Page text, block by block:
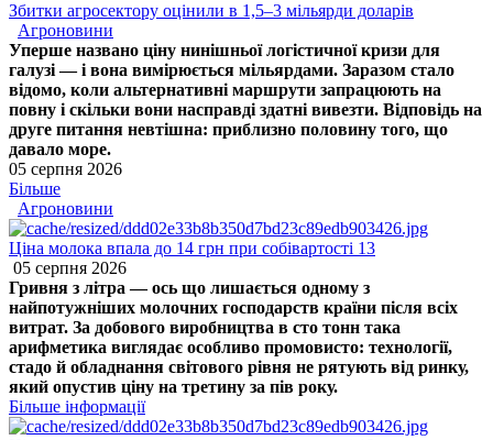
Збитки агросектору оцінили в 1,5–3 мільярди доларів
Агроновини
Уперше названо ціну нинішньої логістичної кризи для
галузі — і вона вимірюється мільярдами. Заразом стало
відомо, коли альтернативні маршрути запрацюють на
повну і скільки вони насправді здатні вивезти. Відповідь на
друге питання невтішна: приблизно половину того, що
давало море.
05 серпня 2026
Більше
Агроновини
Ціна молока впала до 14 грн при собівартості 13
05 серпня 2026
Гривня з літра — ось що лишається одному з
найпотужніших молочних господарств країни після всіх
витрат. За добового виробництва в сто тонн така
арифметика виглядає особливо промовисто: технології,
стадо й обладнання світового рівня не рятують від ринку,
який опустив ціну на третину за пів року.
Більше інформації